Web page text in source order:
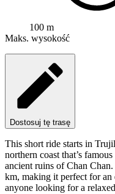
100 m
Maks. wysokość
Dostosuj tę trasę
This short ride starts in
northern coast that’s
ancient ruins of Chan
km, making it perfect for
anyone looking for a